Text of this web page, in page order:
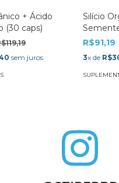
+ Ácido
(30 caps)
sem juros
Silício
R$91,19
3x de